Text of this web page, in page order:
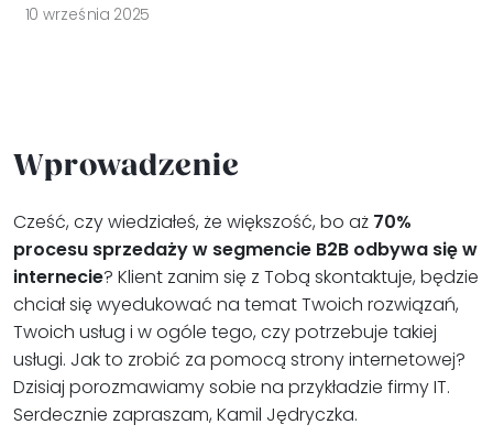
10 września 2025
Wprowadzenie
Cześć, czy wiedziałeś, że większość, bo aż 70%
procesu sprzedaży w segmencie B2B odbywa się w
internecie? Klient zanim się z Tobą skontaktuje, będzie
chciał się wyedukować na temat Twoich rozwiązań,
Twoich usług i w ogóle tego, czy potrzebuje takiej
usługi. Jak to zrobić za pomocą strony internetowej?
Dzisiaj porozmawiamy sobie na przykładzie firmy IT.
Serdecznie zapraszam, Kamil Jędryczka.